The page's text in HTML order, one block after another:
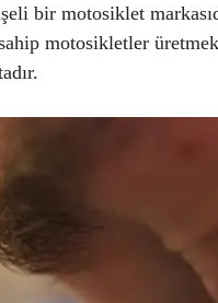
bir motosiklet
motosikletler